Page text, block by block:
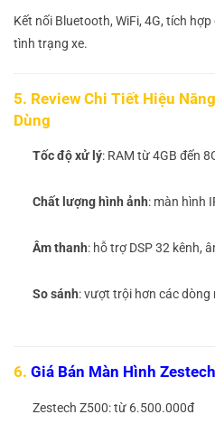
Kết nối Bluetooth, WiFi, 4G, tích
tình trạng xe.
5. Review Chi Tiết Hiệu
Dùng
Tốc độ xử lý: RAM từ 4GB đến
Chất lượng hình ảnh: màn hình
Âm thanh: hỗ trợ DSP 32 kênh,
So sánh: vượt trội hơn các dòng
6. Giá Bán Màn Hình
Zestech Z500: từ 6.500.000đ